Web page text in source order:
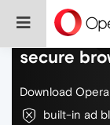
Do more
secure
Download
built-in ad